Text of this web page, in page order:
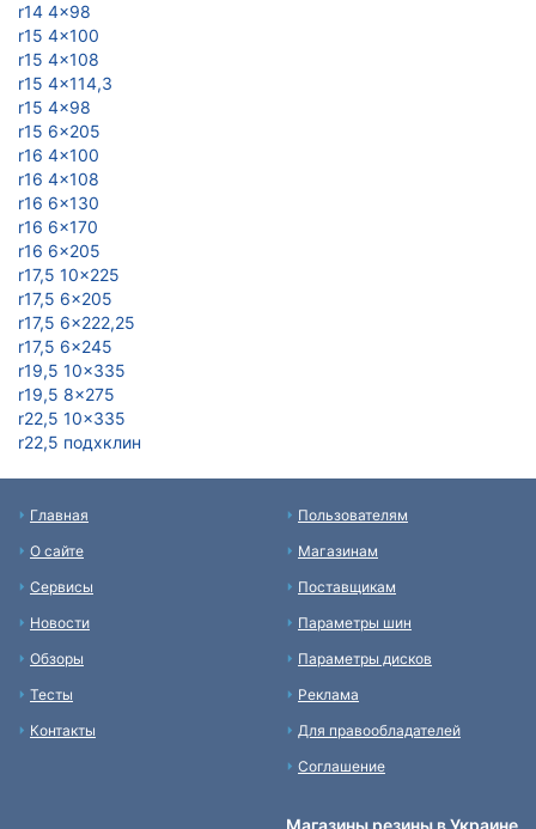
r14 4x98
r15 4x100
r15 4x108
r15 4x114,3
r15 4x98
r15 6x205
r16 4x100
r16 4x108
r16 6x130
r16 6x170
r16 6x205
r17,5 10x225
r17,5 6x205
r17,5 6x222,25
r17,5 6x245
r19,5 10x335
r19,5 8x275
r22,5 10x335
r22,5 подxклин
Главная
О сайте
Сервисы
Новости
Обзоры
Тесты
Контакты
Пользователям
Магазинам
Поставщикам
Параметры шин
Параметры дисков
Реклама
Для правообладателей
Соглашение
Магазины резины в Украине